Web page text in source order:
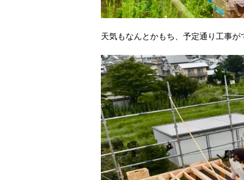
天気もなんとかもち、予定通り工事が